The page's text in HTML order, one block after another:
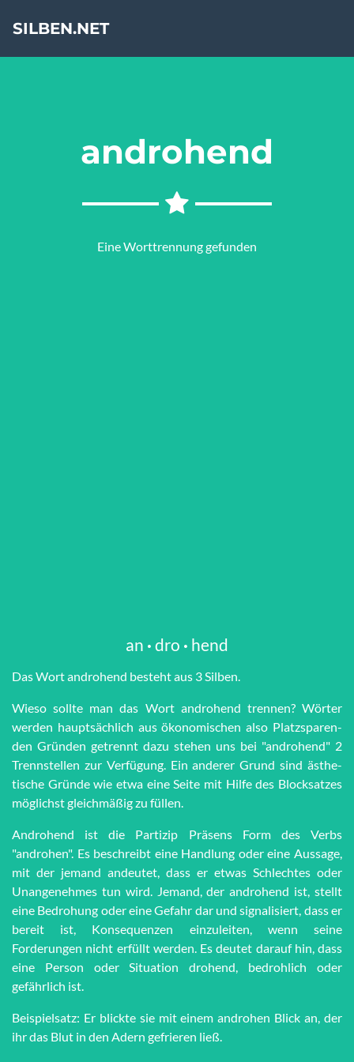
SILBEN.NET
androhend
Eine Worttrennung gefunden
an · dro · hend
Das Wort an­dro­hend besteht aus 3 Silben.
Wieso sollte man das Wort an­dro­hend trennen? Wörter
werden haupt­sächlich aus öko­no­mi­schen also Platz­spar­en­
den Grün­den getrennt dazu stehen uns bei "an­dro­hend" 2
Trenn­stel­len zur Ver­fü­gung. Ein anderer Grund sind äs­the­
tische Grün­de wie et­wa eine Seite mit Hilfe des Block­satzes
möglichst gleich­mä­ßig zu füllen.
Androhend ist die Partizip Präsens Form des Verbs
"androhen". Es beschreibt eine Handlung oder eine Aussage,
mit der jemand andeutet, dass er etwas Schlechtes oder
Unangenehmes tun wird. Jemand, der androhend ist, stellt
eine Bedrohung oder eine Gefahr dar und signalisiert, dass er
bereit ist, Konsequenzen einzuleiten, wenn seine
Forderungen nicht erfüllt werden. Es deutet darauf hin, dass
eine Person oder Situation drohend, bedrohlich oder
gefährlich ist.
Beispielsatz: Er blickte sie mit einem androhen Blick an, der
ihr das Blut in den Adern gefrieren ließ.